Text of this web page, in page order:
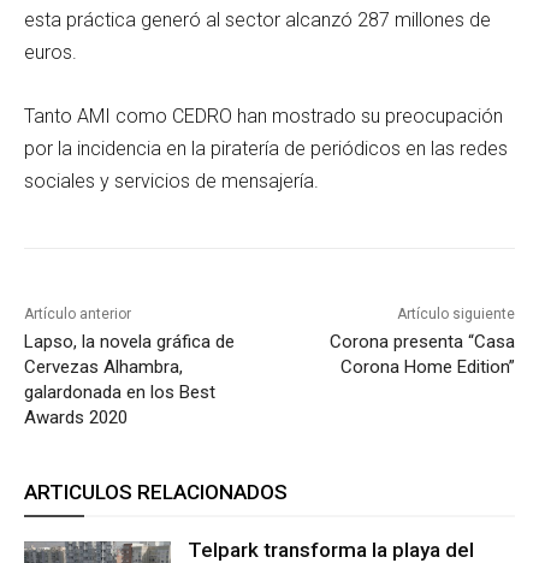
esta práctica generó al sector alcanzó 287 millones de
euros.
Tanto AMI como CEDRO han mostrado su preocupación
por la incidencia en la piratería de periódicos en las redes
sociales y servicios de mensajería.
Artículo anterior
Lapso, la novela gráfica de
Cervezas Alhambra,
galardonada en los Best
Awards 2020
Artículo siguiente
Corona presenta “Casa
Corona Home Edition”
ARTICULOS RELACIONADOS
Telpark transforma la playa del